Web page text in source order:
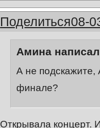
Поделиться08-
Амина
А не подскажите,
финале?
Открывала концерт.